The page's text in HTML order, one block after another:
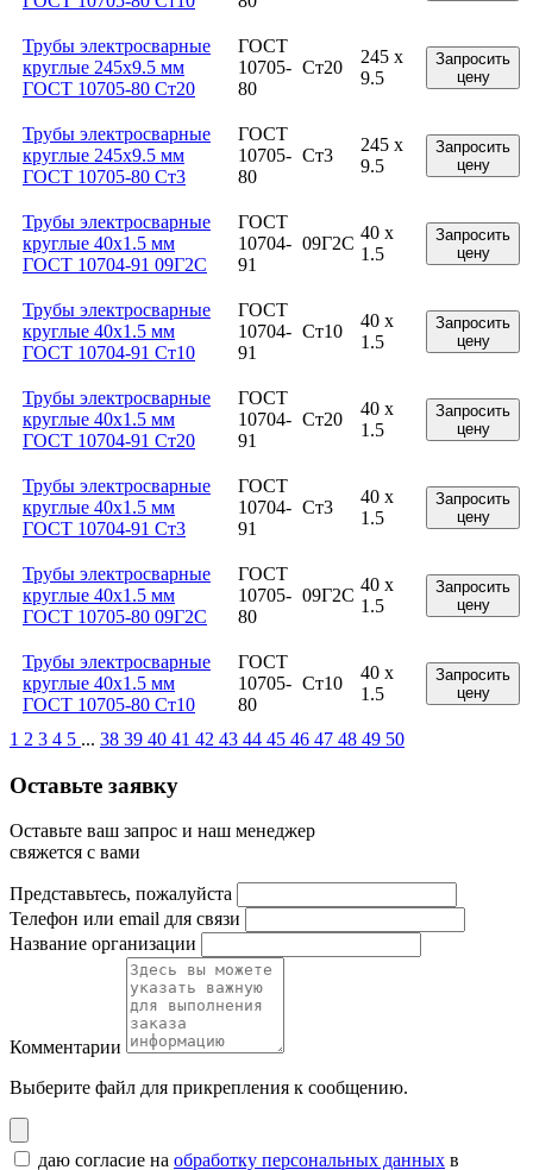
Трубы электросварные
круглые 245x9.5 мм
ГОСТ 10705-80 Ст20
ГОСТ
10705-
80
Ст20
245 x
9.5
Запросить
цену
Трубы электросварные
круглые 245x9.5 мм
ГОСТ 10705-80 Ст3
ГОСТ
10705-
80
Ст3
245 x
9.5
Запросить
цену
Трубы электросварные
круглые 40x1.5 мм
ГОСТ 10704-91 09Г2С
ГОСТ
10704-
91
09Г2С
40 x
1.5
Запросить
цену
Трубы электросварные
круглые 40x1.5 мм
ГОСТ 10704-91 Ст10
ГОСТ
10704-
91
Ст10
40 x
1.5
Запросить
цену
Трубы электросварные
круглые 40x1.5 мм
ГОСТ 10704-91 Ст20
ГОСТ
10704-
91
Ст20
40 x
1.5
Запросить
цену
Трубы электросварные
круглые 40x1.5 мм
ГОСТ 10704-91 Ст3
ГОСТ
10704-
91
Ст3
40 x
1.5
Запросить
цену
Трубы электросварные
круглые 40x1.5 мм
ГОСТ 10705-80 09Г2С
ГОСТ
10705-
80
09Г2С
40 x
1.5
Запросить
цену
Трубы электросварные
круглые 40x1.5 мм
ГОСТ 10705-80 Ст10
ГОСТ
10705-
80
Ст10
40 x
1.5
Запросить
цену
1 2 3 4 5 ... 38 39 40 41 42 43 44 45 46 47 48 49 50
Оставьте заявку
Оставьте ваш запрос и наш менеджер
свяжется с вами
Представьтесь, пожалуйста
Телефон или email для связи
Название организации
Комментарии
Выберите файл для прикрепления к сообщению.
даю согласие на обработку персональных данных в